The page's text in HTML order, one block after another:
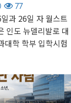
77
과 26일 자 월스트
도 뉴델리발로 대
대학 학부 입학시험